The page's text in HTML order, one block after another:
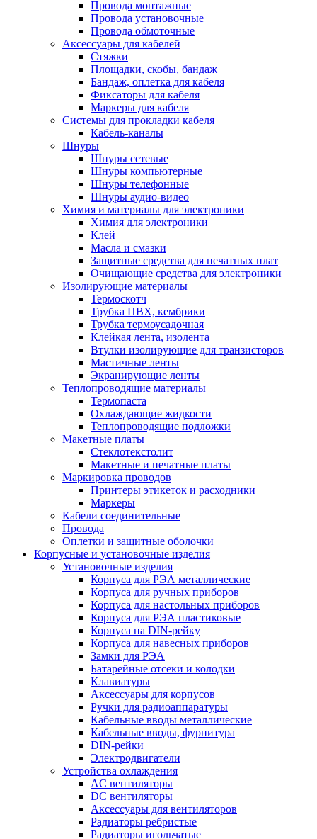
Провода монтажные
Провода установочные
Провода обмоточные
Аксессуары для кабелей
Стяжки
Площадки, скобы, бандаж
Бандаж, оплетка для кабеля
Фиксаторы для кабеля
Маркеры для кабеля
Системы для прокладки кабеля
Кабель-каналы
Шнуры
Шнуры сетевые
Шнуры компьютерные
Шнуры телефонные
Шнуры аудио-видео
Химия и материалы для электроники
Химия для электроники
Клей
Масла и смазки
Защитные средства для печатных плат
Очищающие средства для электроники
Изолирующие материалы
Термоскотч
Трубка ПВХ, кембрики
Трубка термоусадочная
Клейкая лента, изолента
Втулки изолирующие для транзисторов
Мастичные ленты
Экранирующие ленты
Теплопроводящие материалы
Термопаста
Охлаждающие жидкости
Теплопроводящие подложки
Макетные платы
Стеклотекстолит
Макетные и печатные платы
Маркировка проводов
Принтеры этикеток и расходники
Маркеры
Кабели соединительные
Провода
Оплетки и защитные оболочки
Корпусные и установочные изделия
Установочные изделия
Корпуса для РЭА металлические
Корпуса для ручных приборов
Корпуса для настольных приборов
Корпуса для РЭА пластиковые
Корпуса на DIN-рейку
Корпуса для навесных приборов
Замки для РЭА
Батарейные отсеки и колодки
Клавиатуры
Аксессуары для корпусов
Ручки для радиоаппаратуры
Кабельные вводы металлические
Кабельные вводы, фурнитура
DIN-рейки
Электродвигатели
Устройства охлаждения
AC вентиляторы
DC вентиляторы
Аксессуары для вентиляторов
Радиаторы ребристые
Радиаторы игольчатые